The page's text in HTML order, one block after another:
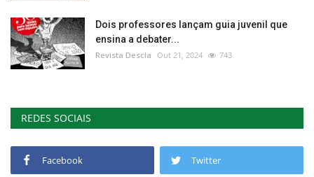
Dois professores lançam guia juvenil que
ensina a debater...
Revista Descla Out 21, 2024 743
REDES SOCIAIS
Facebook Twitter